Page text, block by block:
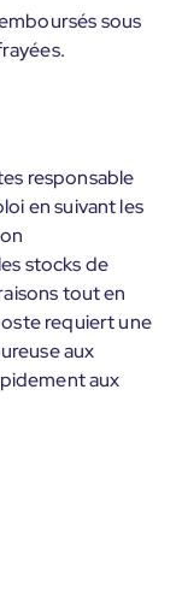
sous
responsable
en suivant les
stocks de
tout en
requiert une
aux
aux